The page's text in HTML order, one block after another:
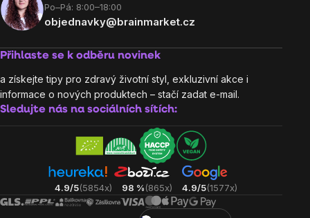
Po–Pá: 8:00–18:00
objednavky@brainmarket.cz
Přihlaste se k odběru novinek
a získejte tipy pro zdravý životní styl, exkluzivní akce i
informace o nových produktech – stačí zadat e-mail.
Sledujte nás na sociálních sítích:
4.9/5(5854x) 98 %(865x) 4.9/5(1577x)